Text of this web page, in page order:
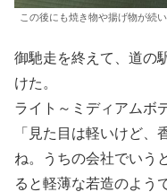
この後にも焼き物や揚げ物が続
御馳走を終えて、道の
けた。
ライト～ミディアムボ
「見た目は軽いけど
ね。うちの会社でいう
ると軽薄な若造のよう